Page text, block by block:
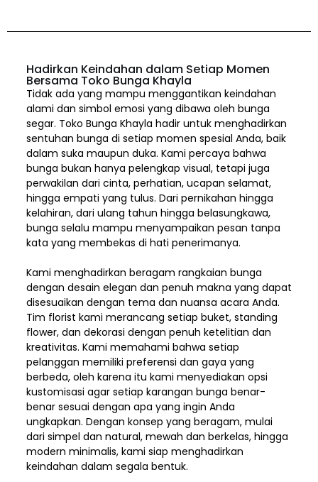
Hadirkan Keindahan dalam Setiap Momen
Bersama Toko Bunga Khayla
Tidak ada yang mampu menggantikan keindahan
alami dan simbol emosi yang dibawa oleh bunga
segar. Toko Bunga Khayla hadir untuk menghadirkan
sentuhan bunga di setiap momen spesial Anda, baik
dalam suka maupun duka. Kami percaya bahwa
bunga bukan hanya pelengkap visual, tetapi juga
perwakilan dari cinta, perhatian, ucapan selamat,
hingga empati yang tulus. Dari pernikahan hingga
kelahiran, dari ulang tahun hingga belasungkawa,
bunga selalu mampu menyampaikan pesan tanpa
kata yang membekas di hati penerimanya.
Kami menghadirkan beragam rangkaian bunga
dengan desain elegan dan penuh makna yang dapat
disesuaikan dengan tema dan nuansa acara Anda.
Tim florist kami merancang setiap buket, standing
flower, dan dekorasi dengan penuh ketelitian dan
kreativitas. Kami memahami bahwa setiap
pelanggan memiliki preferensi dan gaya yang
berbeda, oleh karena itu kami menyediakan opsi
kustomisasi agar setiap karangan bunga benar-
benar sesuai dengan apa yang ingin Anda
ungkapkan. Dengan konsep yang beragam, mulai
dari simpel dan natural, mewah dan berkelas, hingga
modern minimalis, kami siap menghadirkan
keindahan dalam segala bentuk.